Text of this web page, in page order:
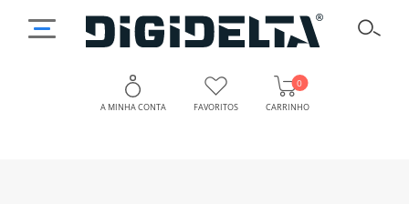
A MINHA CONTA FAVORITOS CARRINHO
0